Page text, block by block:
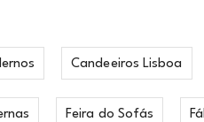
Candeeiros Lisboa
Feira do Sofás